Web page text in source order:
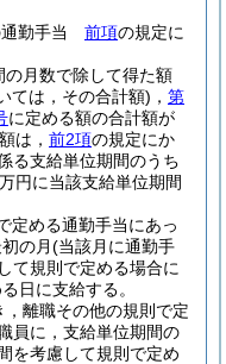
通勤手当 前項の規定に
月数で除して得た額
ては，その合計額) ， 第
に定める額の合計額が
は， 前2項の規定にか
る支給単位期間のうち
円に当該支給単位期間
定める通勤手当にあっ
の月(当該月に通勤手
て規則で定める場合に
日に支給する。
離職その他の規則で定
員に，支給単位期間の
を考慮して規則で定め